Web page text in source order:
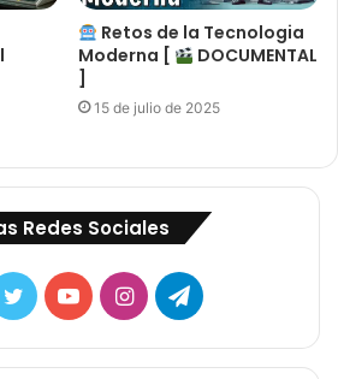
Retos de la Tecnologia
Moderna [
DOCUMENTAL
]
15 de julio de 2025
Redes Sociales
TwitterYouTubeInstagramTelegram